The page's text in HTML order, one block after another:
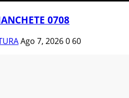
0708
Ago 7, 20260 60